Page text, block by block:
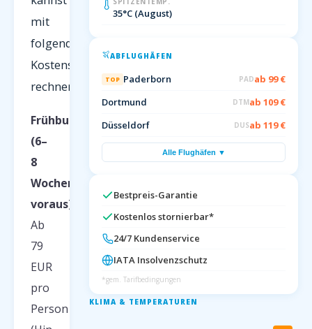
mit
folgenden
Kostenstaffeln
rechnen:
Frühbucher
(6–
8
Wochen
voraus):
Ab
79
EUR
pro
Person
35°C (August)
ABFLUGHÄFEN
TOP Paderborn PADab 99 €
Dortmund
DTMab 109 €
Düsseldorf
DUSab 119 €
Alle Flughäfen ▼
Bestpreis-Garantie
Kostenlos stornierbar*
24/7 Kundenservice
IATA Insolvenzschutz
*gem. Tarifbedingungen
KLIMA & TEMPERATUREN